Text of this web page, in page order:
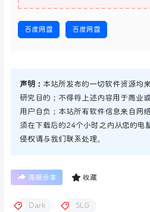
百度网盘 百度网盘
声明： 本站所发布的一切软件资源均
研究目的；不得将上述内容用于商业
用户自负；本站所有软件信息来自网
须在下载后的24个小时之内从您的电
侵权请与我们联系处理。
海报分享 收藏
Dark SLG